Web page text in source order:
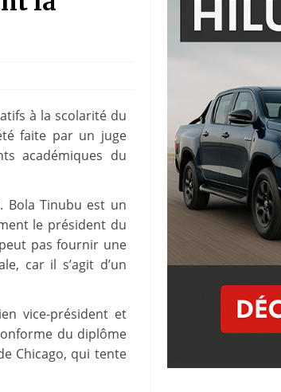
à la scolarité du
faite par un juge
académiques du
Bola Tinubu est un
le président du
pas fournir une
car il s’agit d’un
vice-président et
du diplôme
Chicago, qui tente